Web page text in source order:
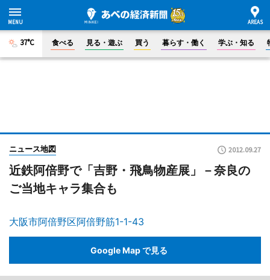
37°C 食べる 見る・遊ぶ 買う 暮らす・働く 学ぶ・知る
ニュース地図 2012.09.27
近鉄阿倍野で「吉野・飛鳥物産展」－奈良の
ご当地キャラ集合も
大阪市阿倍野区阿倍野筋1-1-43
Google Map で見る